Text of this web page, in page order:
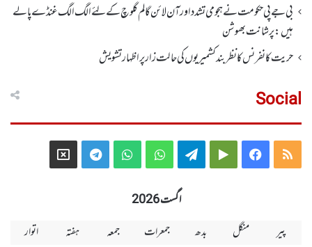
بی جے پی حکومت نے ہجومی تشدد اورآن لائن گالم گلوچ کے لئے الگ الگ غنڈے پالے
ہیں: پرشانت بھوشن
حریت کانفرنس کا نظر بند کشمیریوں کی حالت زار پر اظہار تشویش
Social
RSS
Facebook
Google
Telegram
WhatsApp
WhatsApp
Telegram
X
اگست 2026
پیر
منگل بدھ جمعرات جمعہ ہفتہ اتوار